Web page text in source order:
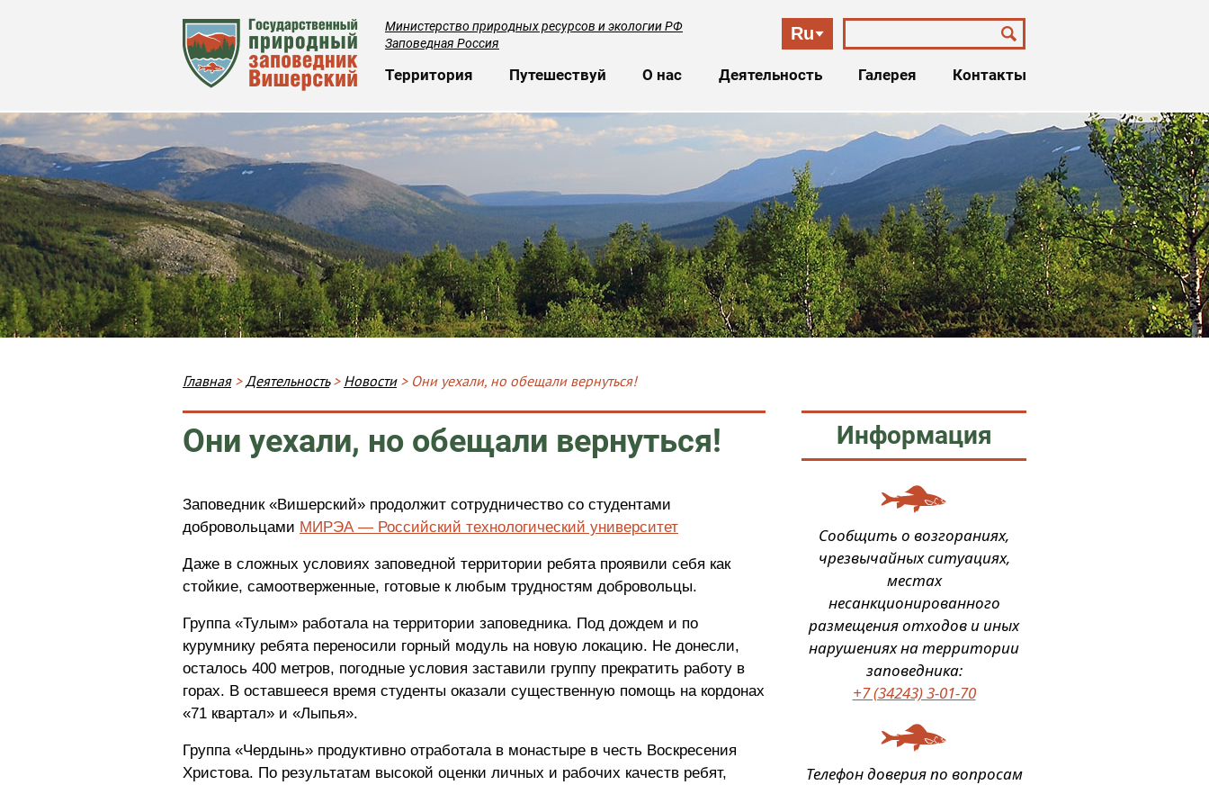
Министерство природных ресурсов и экологии РФ
Заповедная Россия
Ru
Основная навигация
Территория Путешествуй О нас Деятельность Галерея Контакты
Строка навигации
Главная Деятельность Новости Они уехали, но обещали вернуться!
Они уехали, но обещали вернуться!
Заповедник «Вишерский» продолжит сотрудничество со студентами
добровольцами МИРЭА — Российский технологический университет
Даже в сложных условиях заповедной территории ребята проявили себя как
стойкие, самоотверженные, готовые к любым трудностям добровольцы.
Группа «Тулым» работала на территории заповедника. Под дождем и по
курумнику ребята переносили горный модуль на новую локацию. Не донесли,
осталось 400 метров, погодные условия заставили группу прекратить работу в
горах. В оставшееся время студенты оказали существенную помощь на кордонах
«71 квартал» и «Лыпья».
Группа «Чердынь» продуктивно отработала в монастыре в честь Воскресения
Христова. По результатам высокой оценки личных и рабочих качеств ребят,
Информация
Сообщить о возгораниях,
чрезвычайных ситуациях,
местах
несанкционированного
размещения отходов и иных
нарушениях на территории
заповедника:
+7 (34243) 3-01-70
Телефон доверия по вопросам